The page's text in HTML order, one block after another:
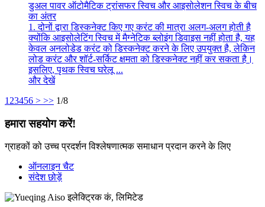
डुअल पावर ऑटोमैटिक ट्रांसफर स्विच और आइसोलेशन स्विच के बीच
का अंतर
1. दोनों द्वारा डिस्कनेक्ट किए गए करंट की मात्रा अलग-अलग होती है
क्योंकि आइसोलेटिंग स्विच में मैग्नेटिक ब्लोइंग डिवाइस नहीं होता है, यह
केवल अनलोडेड करंट को डिस्कनेक्ट करने के लिए उपयुक्त है, लेकिन
लोड करंट और शॉर्ट-सर्किट क्षमता को डिस्कनेक्ट नहीं कर सकता है।
इसलिए, पृथक स्विच घरेलू ...
और देखें
1 23456 > >> 1/8
हमारा सहयोग करें!
ग्राहकों को उच्च प्रदर्शन विश्लेषणात्मक समाधान प्रदान करने के लिए
ऑनलाइन चैट
संदेश छोड़ें